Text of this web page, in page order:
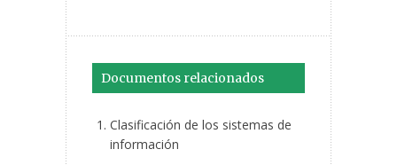
Documentos relacionados
Clasificación de los sistemas de
información